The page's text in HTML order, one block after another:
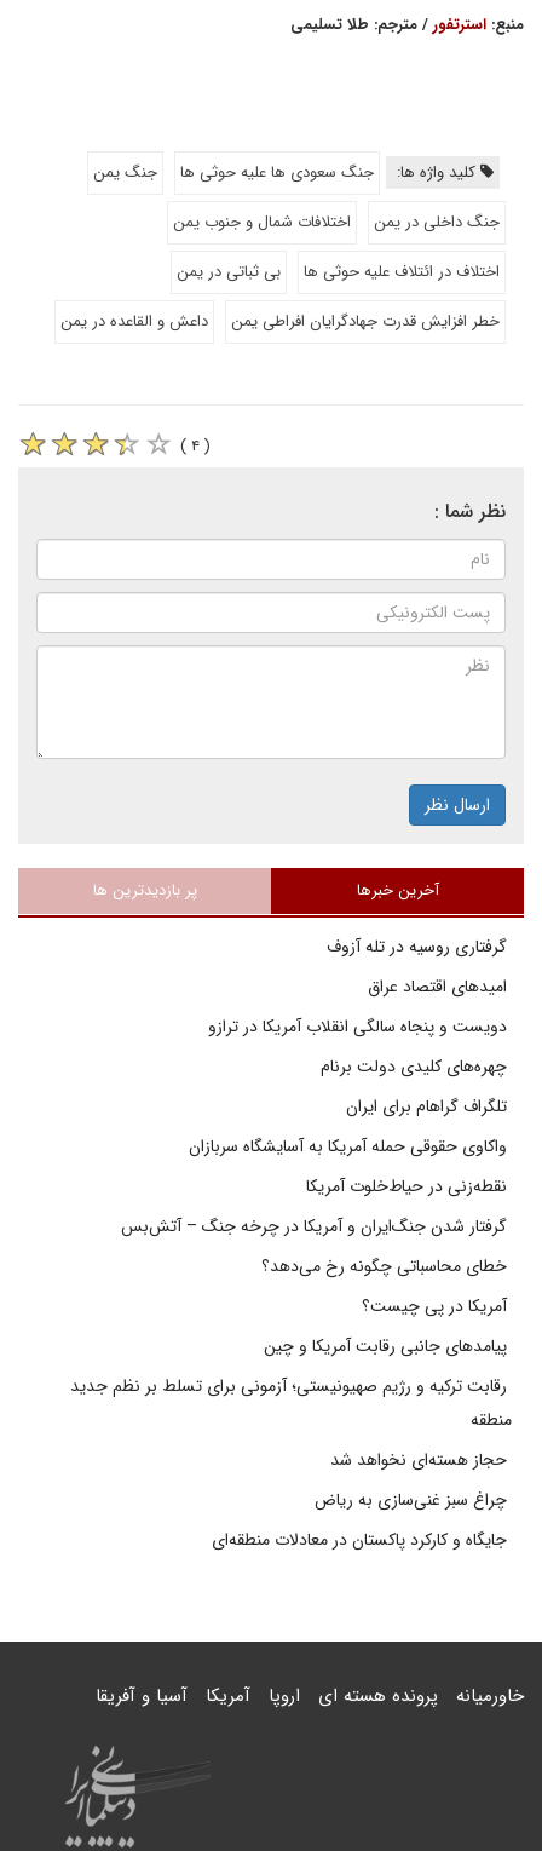
منبع: استرتفور/ مترجم: طلا تسلیمی
کلید واژه ها: جنگ سعودی ها علیه حوثی ها
جنگ یمن
جنگ داخلی در یمن
اختلافات شمال و جنوب یمن
اختلاف در ائتلاف علیه حوثی ها
بی ثباتی در یمن
خطر افزایش قدرت جهادگرایان افراطی یمن
داعش و القاعده در یمن
( ۴ )
نظر شما :
ارسال نظر
آخرین خبرها پر بازدیدترین ها
گرفتاری روسیه در تله آزوف
امیدهای اقتصاد عراق
دویست و پنجاه سالگی انقلاب آمریکا در ترازو
چهره‌های کلیدی دولت برنام
تلگراف گراهام برای ایران
واکاوی حقوقی حمله آمریکا به آسایشگاه سربازان
نقطه‌زنی در حیاط‌خلوت آمریکا
گرفتار شدن جنگ‌ایران و آمریکا در چرخه جنگ – آتش‌بس
خطای محاسباتی چگونه رخ می‌دهد؟
آمریکا در پی چیست؟
پیامدهای جانبی رقابت آمریکا و چین
رقابت ترکیه و رژیم صهیونیستی؛ آزمونی برای تسلط بر نظم جدید
منطقه
حجاز هسته‌ای نخواهد شد
چراغ سبز غنی‌سازی به ریاض
جایگاه و کارکرد پاکستان در معادلات منطقه‌ای
خاورمیانه پرونده هسته ای اروپا آمریکا آسیا و آفریقا